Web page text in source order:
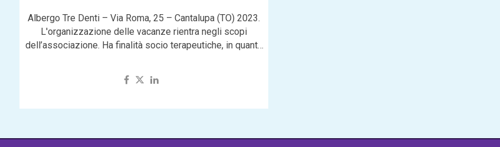
Albergo Tre Denti – Via Roma, 25 – Cantalupa (TO) 2023.
L'organizzazione delle vacanze rientra negli scopi
dell’associazione. Ha finalità socio terapeutiche, in quanto